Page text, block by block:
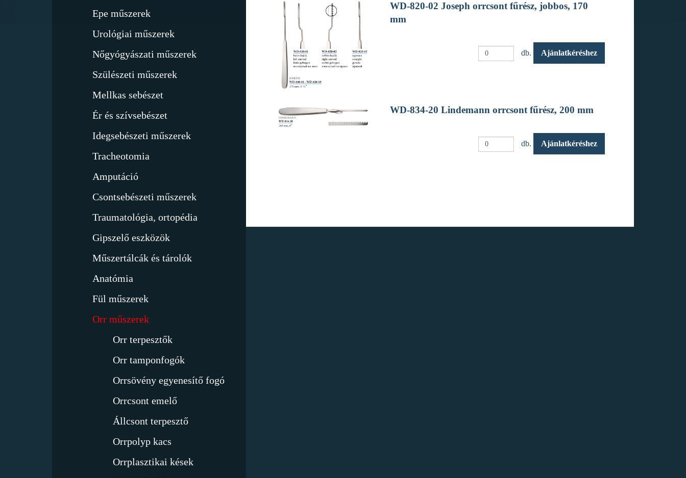
Epe műszerek
Urológiai műszerek
Nőgyógyászati műszerek
Szülészeti műszerek
Mellkas sebészet
Ér és szívsebészet
Idegsebészeti műszerek
Tracheotomia
Amputáció
Csontsebészeti műszerek
Traumatológia, ortopédia
Gipszelő eszközök
Műszertálcák és tárolók
Anatómia
Fül műszerek
Orr műszerek
Orr terpesztők
Orr tamponfogók
Orrsövény egyenesítő fogó
Orrcsont emelő
Állcsont terpesztő
Orrpolyp kacs
Orrplasztikai kések
WD-820-02 Joseph orrcsont fűrész, jobbos, 170
mm
db. Ajánlatkéréshez
WD-834-20 Lindemann orrcsont fűrész, 200 mm
db. Ajánlatkéréshez